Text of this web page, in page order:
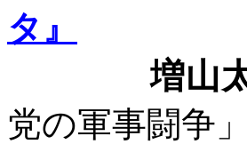
タ』
増山
党の軍事闘争」